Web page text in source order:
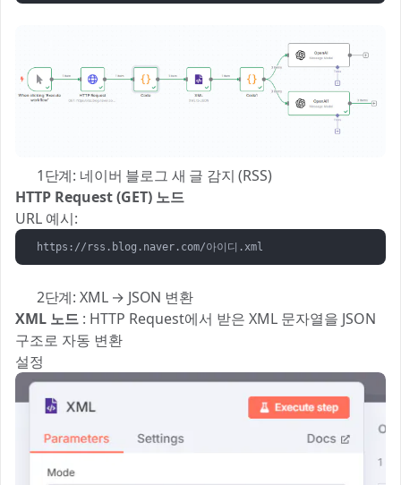
✅ 1단계: 네이버 블로그 새 글 감지 (RSS)
HTTP Request (GET) 노드
URL 예시:
https://rss.blog.naver.com/아이디.xml
✅ 2단계: XML → JSON 변환
XML 노드 : HTTP Request에서 받은 XML 문자열을 JSON
구조로 자동 변환
설정